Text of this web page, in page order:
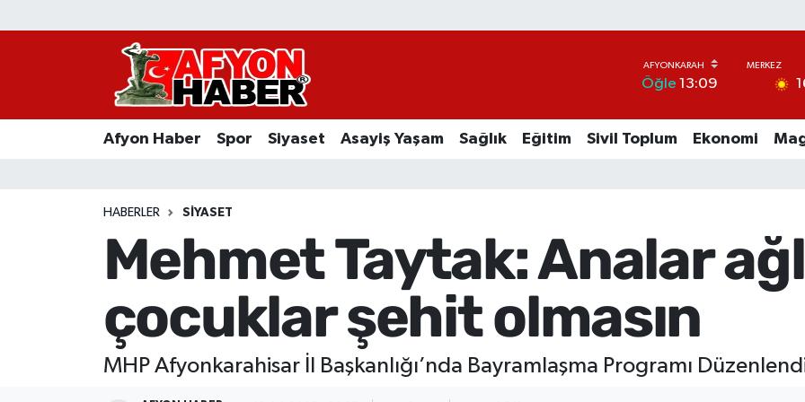
Öğle 13:09
Afyon Haber Spor Siyaset Asayiş Yaşam Sağlık Eğitim Sivil Toplum Ekonomi
HABERLER SIYASET
Mehmet Taytak: Analar
çocuklar şehit olmasın
MHP Afyonkarahisar İl Başkanlığı’nda Bayramlaşma Programı
Afyon Haber
Asayiş Yaşam
Sivil Toplum